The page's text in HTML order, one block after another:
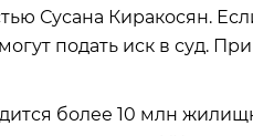
Сусана Киракосян.
подать иск в суд.
более 10 млн